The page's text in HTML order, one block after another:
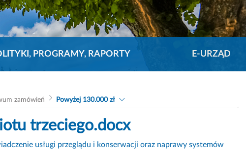
PROGRAMY, RAPORTY E-URZĄD
zamówień Powyżej 130.000 zł
trzeciego.docx
usługi przeglądu i konserwacji oraz naprawy systemów